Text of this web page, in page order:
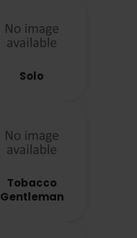
Solo
Tobacco
Gentleman